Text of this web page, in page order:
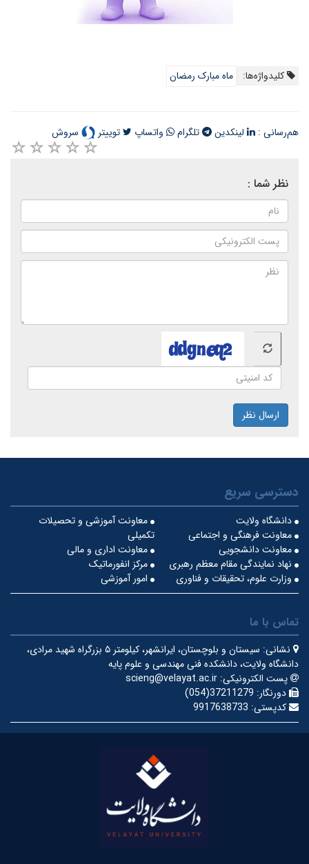
کلیدواژه‌ها: ماه مبارک رمضان
هم‌رسانی : لینکدین تلگرام واتساپ توییتر سروش
نظر شما :
ارسال نظر
دسترسی سریع
معاونت آموزشی و تحصیلات
تکمیلی
دانشگاه ولایت
معاونت فرهنگی و اجتماعی
معاونت اداری و مالی
معاونت دانشجویی
مرکز انفورماتیک
نهاد نمایندگی مقام معظم رهبری
امور آموزشی
وزارت علوم، تحقیقات و فناوری
تماس با ما
نشانی:
سیستان و بلوچستان، ایرانشهر، کیلومتر ۵ بزرگراه شهید مرادی،
دانشگاه ولایت، دانشکده فنی مهندسی و علوم پایه
پست الکترونیکی: scieng@velayat.ac.ir
دورنگار: 37211279(054)
کدپستی: 9917638733